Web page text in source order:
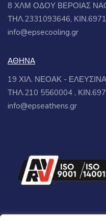
8 ΧΛΜ ΟΔΟΥ ΒΕΡΟΙΑΣ
ΤΗΛ.2331093646,
info@epsecooling.gr
ΑΘΗΝΑ
19 ΧΙΛ. ΝΕΟΑΚ -
ΤΗΛ.210 5560004 ,
info@epseathens.gr